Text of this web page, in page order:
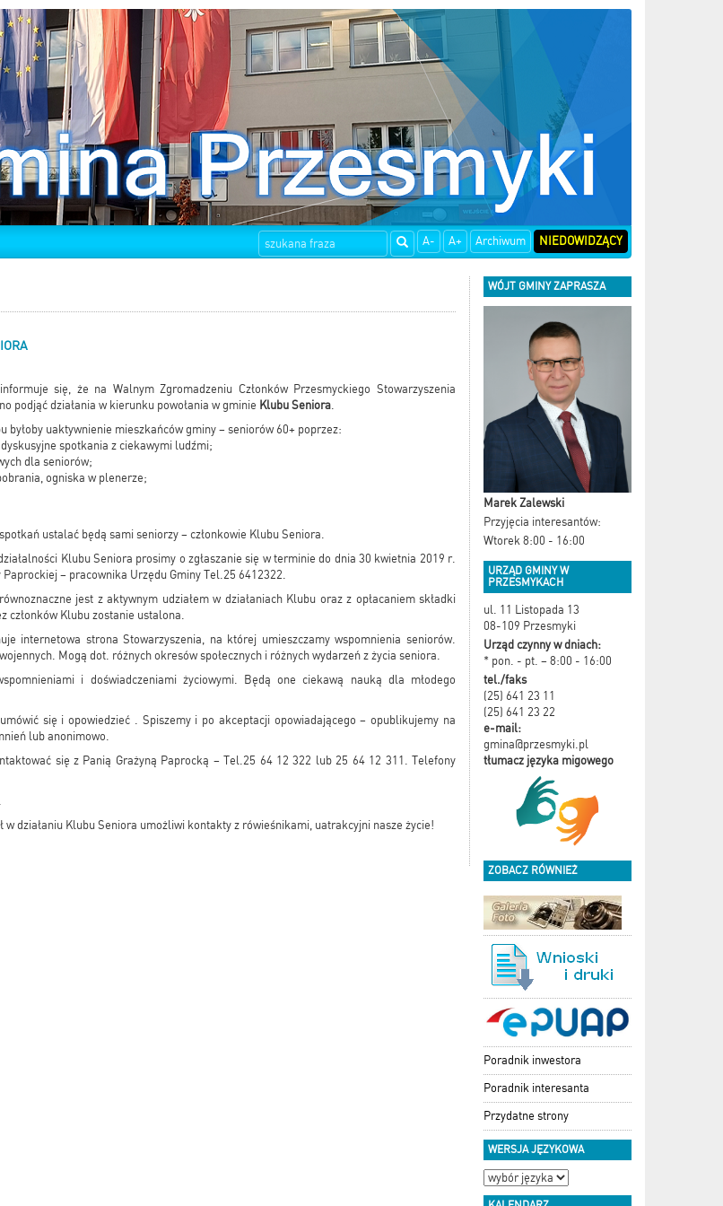
A- A+ Archiwum NIEDOWIDZĄCY
się, że na Walnym Zgromadzeniu Członków Przesmyckiego Stowarzyszenia
podjąć działania w kierunku powołania w gminie Klubu Seniora.
byłoby uaktywnienie mieszkańców gminy – seniorów 60+ poprzez:
spotkania z ciekawymi ludźmi;
dla seniorów;
ogniska w plenerze;
ustalać będą sami seniorzy – członkowie Klubu Seniora.
Klubu Seniora prosimy o zgłaszanie się w terminie do dnia 30 kwietnia 2019 r.
– pracownika Urzędu Gminy Tel.25 6412322.
jest z aktywnym udziałem w działaniach Klubu oraz z opłacaniem składki
członków Klubu zostanie ustalona.
internetowa strona Stowarzyszenia, na której umieszczamy wspomnienia seniorów.
Mogą dot. różnych okresów społecznych i różnych wydarzeń z życia seniora.
i doświadczeniami życiowymi. Będą one ciekawą nauką dla młodego
się i opowiedzieć . Spiszemy i po akceptacji opowiadającego – opublikujemy na
lub anonimowo.
się z Panią Grażyną Paprocką – Tel.25 64 12 322 lub 25 64 12 311. Telefony
w działaniu Klubu Seniora umożliwi kontakty z rówieśnikami, uatrakcyjni nasze życie!
WÓJT GMINY ZAPRASZA
Marek Zalewski
Przyjęcia interesantów:
Wtorek 8:00 - 16:00
URZĄD GMINY W
PRZESMYKACH
ul. 11 Listopada 13
08-109 Przesmyki
Urząd czynny w dniach:
* pon. - pt. – 8:00 - 16:00
tel./faks
(25) 641 23 11
(25) 641 23 22
e-mail:
gmina@przesmyki.pl
tłumacz języka migowego
ZOBACZ RÓWNIEŻ
Poradnik inwestora
Poradnik interesanta
Przydatne strony
WERSJA JĘZYKOWA